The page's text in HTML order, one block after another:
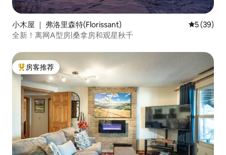
小木屋 ｜ 弗洛里森特(Florissant) 平均评分
5 (39)
全新！离网A型房|桑拿房和观星秋千
热门「房客推荐」
房客推荐